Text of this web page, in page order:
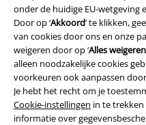
onder de huidige EU-wetgeving
Door op ‘Akkoord’ te klikken,
van cookies door ons en onze
weigeren door op ‘Alles weigeren
alleen noodzakelijke cookies
voorkeuren ook aanpassen door
Je hebt het recht om je
Cookie-instellingen in te trekken
informatie over
Algemene Voorwaarden
Bedrijfsgegevens
Privacyverklaring
Verklaring van conformiteit